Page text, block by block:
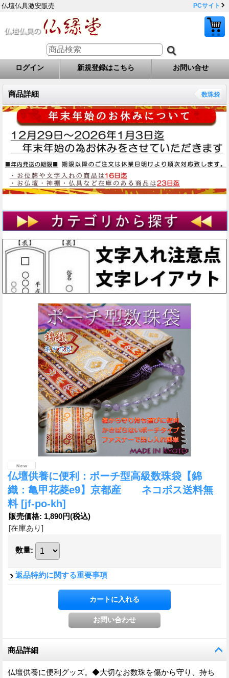
仏壇仏具激安販売 PCサイト
ログイン 新規登録はこちら お問い合せ
商品詳細 数珠袋
仏壇供養に便利：ポーチ型高級数珠袋【錦
織：亀甲花菱e9】京都産 ネコポス送料無
料 [jf-po-kh]
販売価格: 1,890円(税込)
[在庫あり]
数量:
返品特約に関する重要事項
商品詳細
仏壇供養に便利グッズ。◆大切なお数珠を傷から守り、持ち